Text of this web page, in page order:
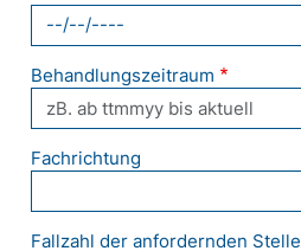
Behandlungszeitraum
Fachrichtung
Fallzahl der anfordernden Stelle